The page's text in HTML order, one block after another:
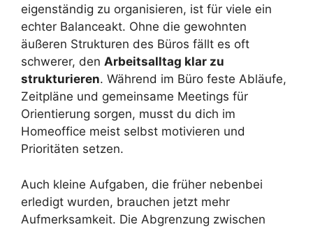
eigenständig zu organisieren, ist für viele ein
echter Balanceakt. Ohne die gewohnten
äußeren Strukturen des Büros fällt es oft
schwerer, den Arbeitsalltag klar zu
strukturieren. Während im Büro feste Abläufe,
Zeitpläne und gemeinsame Meetings für
Orientierung sorgen, musst du dich im
Homeoffice meist selbst motivieren und
Prioritäten setzen.
Auch kleine Aufgaben, die früher nebenbei
erledigt wurden, brauchen jetzt mehr
Aufmerksamkeit. Die Abgrenzung zwischen